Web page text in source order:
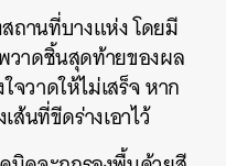
ถานที่บางแห่ง โดยมี
วาดชิ้นสุดท้ายของผล
วาดให้ไม่เสร็จ หาก
ส้นที่ขีดร่างเอาไว้